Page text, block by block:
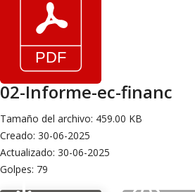
02-Informe-ec-financ
Tamaño del archivo: 459.00 KB
Creado: 30-06-2025
Actualizado: 30-06-2025
Golpes: 79